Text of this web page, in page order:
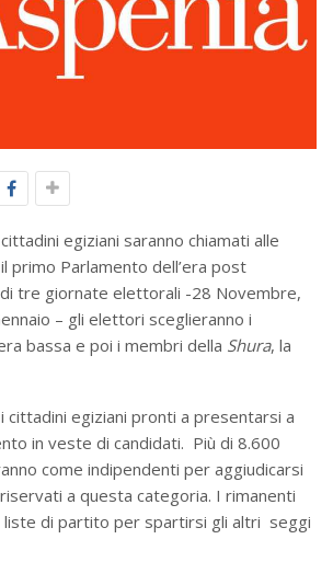
egiziani saranno chiamati alle
primo Parlamento dell’era post
di tre giornate elettorali -28 Novembre,
– gli elettori sceglieranno i
bassa e poi i membri della Shura, la
cittadini egiziani pronti a presentarsi a
in veste di candidati. Più di 8.600
come indipendenti per aggiudicarsi
a questa categoria. I rimanenti
liste di partito per spartirsi gli altri seggi